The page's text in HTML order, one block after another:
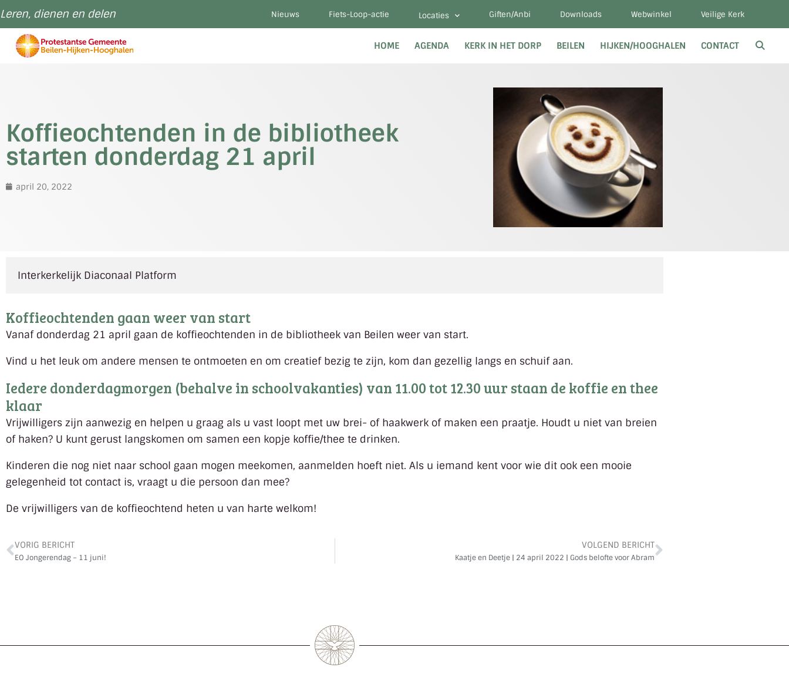
Leren, dienen en delen Nieuws Fiets-Loop-actie Locaties Giften/Anbi Downloads Webwinkel Veilige Kerk
HOME AGENDA KERK IN HET DORP BEILEN HIJKEN/HOOGHALEN CONTACT
Koffieochtenden in de bibliotheek
starten donderdag 21 april
april 20, 2022
Interkerkelijk Diaconaal Platform
Koffieochtenden gaan weer van start
Vanaf donderdag 21 april gaan de koffieochtenden in de bibliotheek van Beilen weer van start.
Vind u het leuk om andere mensen te ontmoeten en om creatief bezig te zijn, kom dan gezellig langs en schuif aan.
Iedere donderdagmorgen (behalve in schoolvakanties) van 11.00 tot 12.30 uur staan de koffie en thee
klaar
Vrijwilligers zijn aanwezig en helpen u graag als u vast loopt met uw brei- of haakwerk of maken een praatje. Houdt u niet van breien
of haken? U kunt gerust langskomen om samen een kopje koffie/thee te drinken.
Kinderen die nog niet naar school gaan mogen meekomen, aanmelden hoeft niet. Als u iemand kent voor wie dit ook een mooie
gelegenheid tot contact is, vraagt u die persoon dan mee?
De vrijwilligers van de koffieochtend heten u van harte welkom!
VORIG BERICHT
EO Jongerendag – 11 juni!
VOLGEND BERICHT
Kaatje en Deetje | 24 april 2022 | Gods belofte voor Abram